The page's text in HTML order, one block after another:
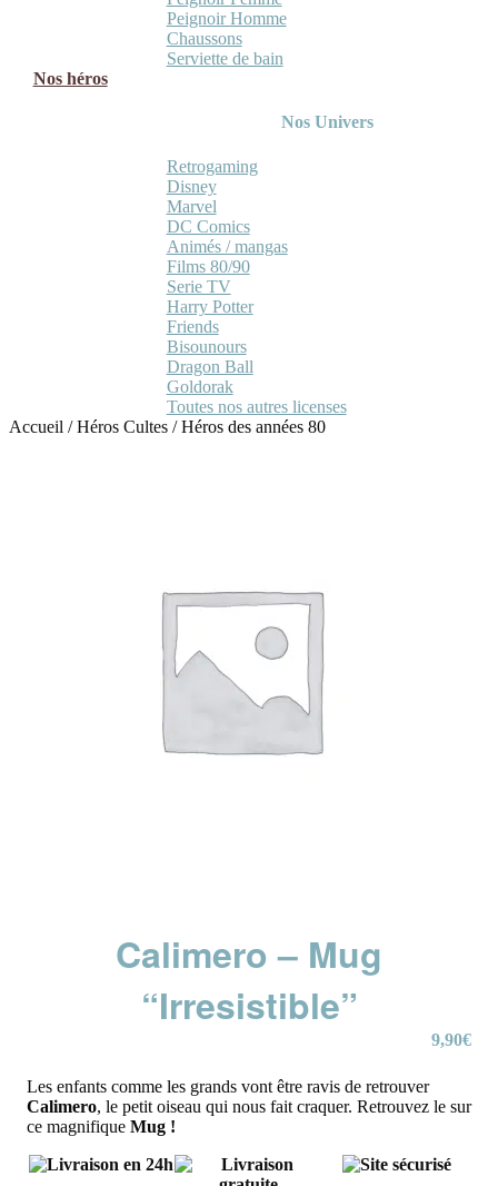
Peignoir Homme
Chaussons
Serviette de bain
Nos héros
Nos Univers
Retrogaming
Disney
Marvel
DC Comics
Animés / mangas
Films 80/90
Serie TV
Harry Potter
Friends
Bisounours
Dragon Ball
Goldorak
Toutes nos autres licenses
Accueil /Héros Cultes /Héros des années 80
Calimero – Mug
“Irresistible”
9,90€
Les enfants comme les grands vont être ravis de retrouver
Calimero, le petit oiseau qui nous fait craquer. Retrouvez le sur
ce magnifique Mug !